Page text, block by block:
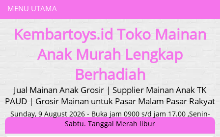
MENU UTAMA
Kembartoys.id Toko Mainan
Anak Murah Lengkap
Berhadiah
Jual Mainan Anak Grosir | Supplier Mainan Anak TK
PAUD | Grosir Mainan untuk Pasar Malam Pasar Rakyat
Sunday, 9 August 2026 - Buka jam 0900 s/d jam 17.00 ,Senin-
Sabtu. Tanggal Merah libur